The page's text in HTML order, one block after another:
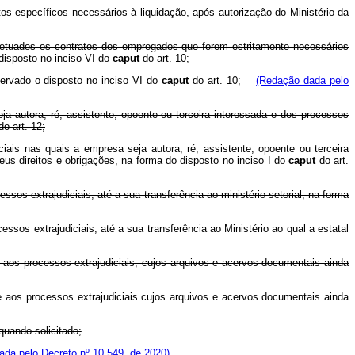
específicos necessários à liquidação, após autorização do Ministério da
os contratos dos empregados que forem estritamente necessários
no inciso VI docaputdo art. 10;
o disposto no inciso VI do caputdo art. 10; (Redação dada pelo
autora, ré, assistente, opoente ou terceira interessada e dos processos
art. 12;
nas quais a empresa seja autora, ré, assistente, opoente ou terceira
direitos e obrigações, na forma do disposto no inciso I docaputdo art.
extrajudiciais, até a sua transferência ao ministério setorial, na forma
extrajudiciais, até a sua transferência ao Ministério ao qual a estatal
processos extrajudiciais, cujos arquivos e acervos documentais ainda
processos extrajudiciais cujos arquivos e acervos documentais ainda
solicitado;